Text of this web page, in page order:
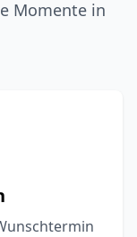
Momente in